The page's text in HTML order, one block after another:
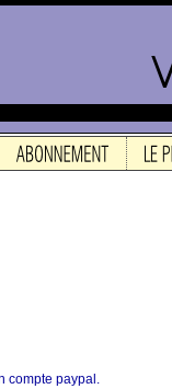
compte paypal.